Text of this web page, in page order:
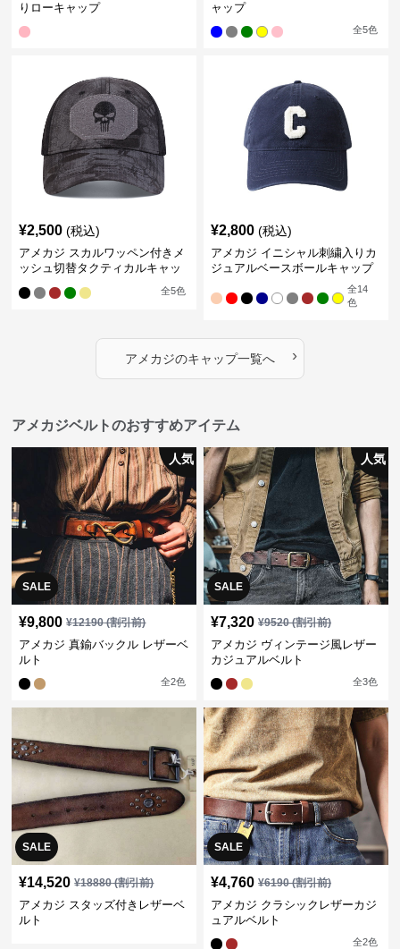
りローキャップ
ャップ
全5色
¥2,500 (税込)
アメカジ スカルワッペン付きメ
ッシュ切替タクティカルキャッ
全5色
¥2,800 (税込)
アメカジ イニシャル刺繍入りカ
ジュアルベースボールキャップ
全14
色
アメカジのキャップ一覧へ ›
アメカジベルトのおすすめアイテム
SALE
人気
¥9,800 ¥12190(割引前)
アメカジ 真鍮バックル レザーベ
ルト
全2色
SALE
人気
¥7,320 ¥9520(割引前)
アメカジ ヴィンテージ風レザー
カジュアルベルト
全3色
SALE
¥14,520 ¥18880(割引前)
アメカジ スタッズ付きレザーベ
ルト
SALE
¥4,760 ¥6190(割引前)
アメカジ クラシックレザーカジ
ュアルベルト
全2色